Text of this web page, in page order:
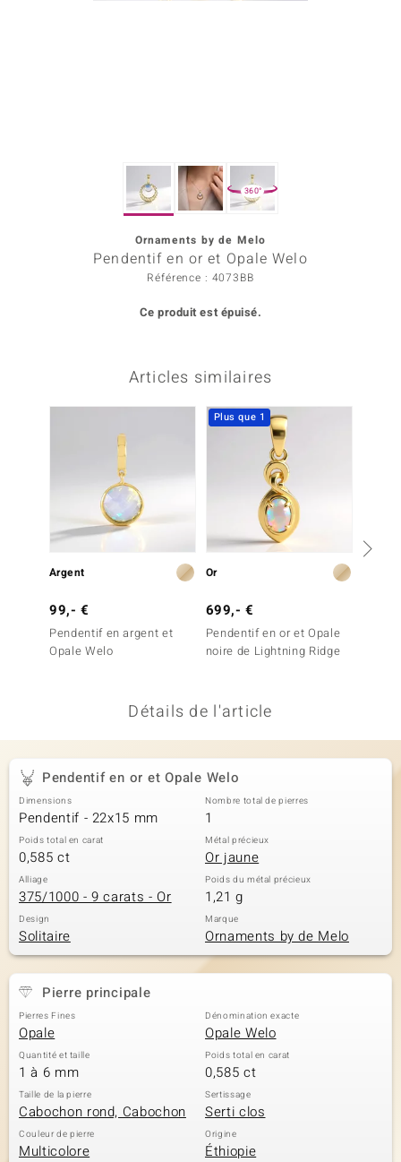
360°
Ornaments by de Melo
Pendentif en or et Opale Welo
Référence : 4073BB
Ce produit est épuisé.
Articles similaires
Argent
99,- €
Pendentif en argent et
Opale Welo
Plus que 1
Or
699,- €
Pendentif en or et Opale
noire de Lightning Ridge
Détails de l'article
Pendentif en or et Opale Welo
Dimensions
Pendentif - 22x15 mm
Nombre total de pierres
1
Poids total en carat
0,585 ct
Métal précieux
Or jaune
Alliage
375/1000 - 9 carats - Or
Poids du métal précieux
1,21 g
Design
Solitaire
Marque
Ornaments by de Melo
Pierre principale
Pierres Fines
Opale
Dénomination exacte
Opale Welo
Quantité et taille
1 à 6 mm
Poids total en carat
0,585 ct
Taille de la pierre
Cabochon rond, Cabochon
Sertissage
Serti clos
Couleur de pierre
Multicolore
Origine
Éthiopie